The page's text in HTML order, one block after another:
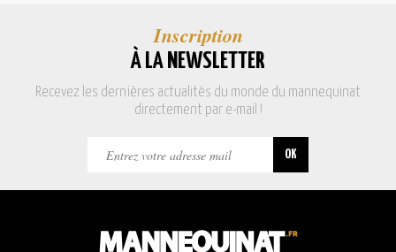
Inscription
À LA NEWSLETTER
Recevez les dernières actualités du monde du mannequinat
directement par e-mail !